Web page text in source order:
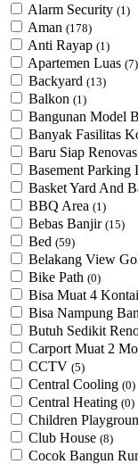
Alarm Security (1)
Aman (178)
Anti Rayap (1)
Apartemen Luas (7)
Backyard (13)
Balkon (1)
Bangunan Model
Banyak Fasilitas
Baru Siap
Basement Parking
Basket Yard And
BBQ Area (1)
Bebas Banjir (15)
Bed (59)
Belakang View
Bike Path (0)
Bisa Muat 4
Bisa Nampung
Butuh Sedikit
Carport Muat 2
CCTV (5)
Central Cooling (0)
Central Heating (0)
Children
Club House (8)
Cocok Bangun